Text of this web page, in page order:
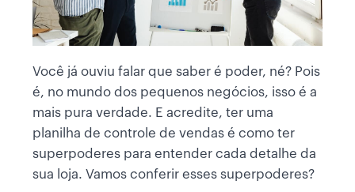
Você já ouviu falar que saber é poder, né? Pois
é, no mundo dos pequenos negócios, isso é a
mais pura verdade. E acredite, ter uma
planilha de controle de vendas é como ter
superpoderes para entender cada detalhe da
sua loja. Vamos conferir esses superpoderes?